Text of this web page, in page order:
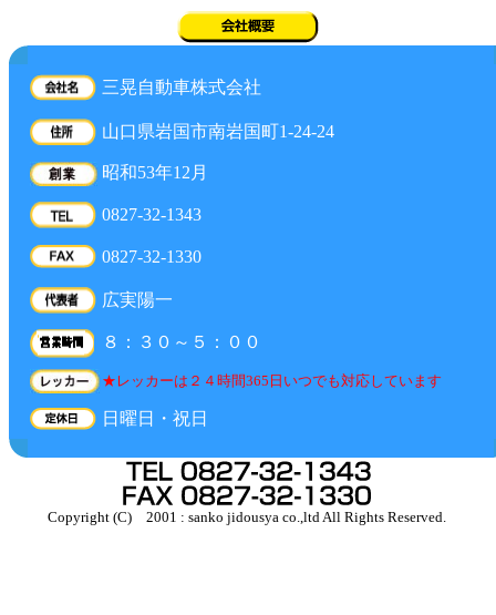
三晃自動車株式会社
山口県岩国市南岩国町1-24-24
昭和53年12月
0827-32-1343
0827-32-1330
広実陽一
８：３０～５：００
★レッカーは２４時間365日いつでも対応しています
日曜日・祝日
Copyright (C) 2001 : sanko jidousya co.,ltd All Rights Reserved.